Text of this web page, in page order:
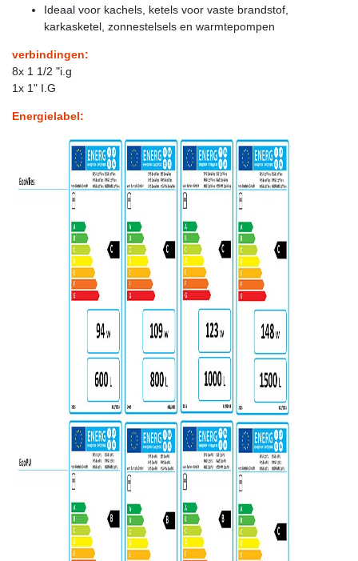
Ideaal voor kachels, ketels voor vaste brandstof,
karkasketel, zonnestelsels en warmtepompen
verbindingen:
8x 1 1/2 "i.g
1x 1" I.G
Energielabel: